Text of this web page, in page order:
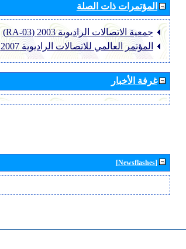
المؤتمرات ذات الصلة
جمعية الاتصالات الراديوية 2003 (RA-03)
المؤتمر العالمي للاتصالات الراديوية 2007 (WRC-07)
غرفة الأخبار
[Newsflashes]